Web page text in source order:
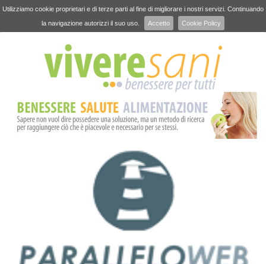
Utilizziamo cookie proprietari e di terze parti al fine di migliorare i nostri servizi. Continuando
la navigazione autorizzi il suo uso.
Accetto Cookie Policy